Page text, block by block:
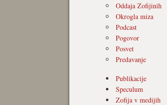
Oddaja Zofijinih
Okrogla miza
Podcast
Pogovor
Posvet
Predavanje
Publikacije
Speculum
Zofija v medijih